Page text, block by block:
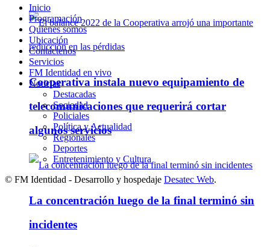
Cooperativa instala nuevo equipamiento de
telecomunicaciones que requerirá cortar
algunos servicios
La concentración luego de la final terminó sin
incidentes
Inicio
Programación
Quienes somos
Ubicación
Contáctenos
Servicios
FM Identidad en vivo
Noticias
Destacadas
Sociedad
Policiales
Política y Actualidad
Regionales
Deportes
Entretenimiento y Cultura
© FM Identidad - Desarrollo y hospedaje Desatec Web.